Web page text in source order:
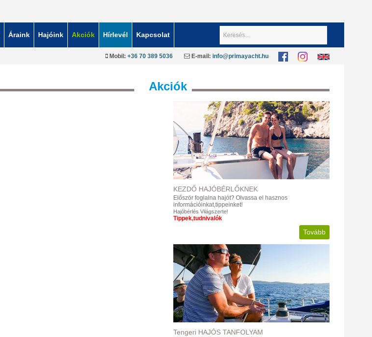
Mobil: +36 70 389 5036 E-mail: info@primayacht.hu
Áraink Hajóink Akciók Hírlevél Kapcsolat
Keresés...
Akciók
KEZDŐ HAJÓBÉRLŐKNEK
Először foglalna hajót? Olvassa el hasznos
információinkat,tippeinket!
Hajóbérlés Világszerte!
Tippek,tudnivalók
Tovább
Tengeri HAJÓS TANFOLYAM